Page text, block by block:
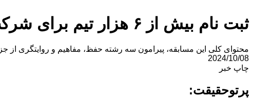
ثبت نام بیش از ۶ هزار تیم برای شرکت در مسابقه «هماوری قرآنی آلاء»
محتوای کلی این مسابقه‌، پیرامون سه رشته حفظ، مفاهیم و روایتگری از جز ٣٠ و آیات موضوعی (تعیین شده) است؛ محتوای مسابقه‌ها نیز بعد از اتمام ثبت نام، در اختیار مربیان و قرآن آموزان قرار می‌گیرد.
2024/10/08
چاپ خبر
پرتوحقیقت: